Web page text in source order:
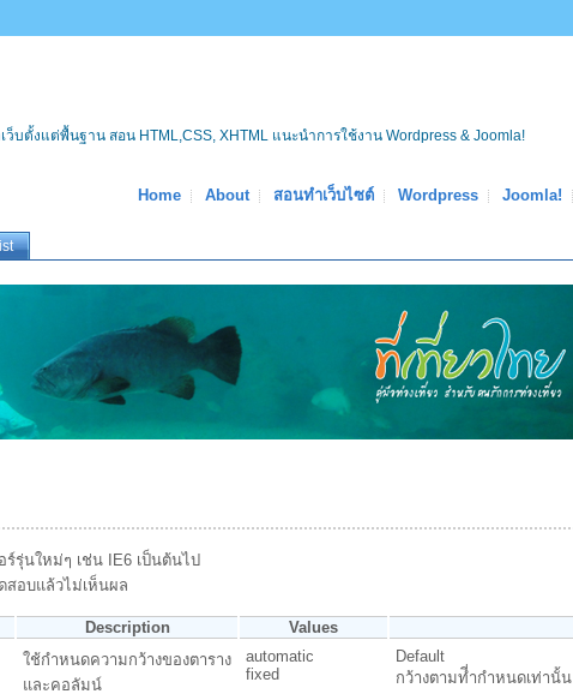
ว็บตั้งแต่พื้นฐาน สอน HTML,CSS, XHTML แนะนำการใช้งาน Wordpress & Joomla!
Home About สอนทำเว็บไซต์ Wordpress Joomla!
ร์รุ่นใหม่ๆ เช่น IE6 เป็นต้นไป
สอบแล้วไม่เห็นผล
Description
Values
ใช้กำหนดความกว้างของตาราง
และคอลัมน์
automatic
fixed
Default
กว้างตามที่ำกำหนดเท่านั้น